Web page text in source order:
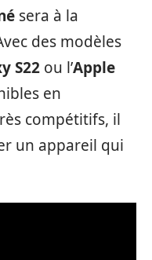
sera à la
des modèles
S22 ou l’Apple
en
compétitifs, il
un appareil qui